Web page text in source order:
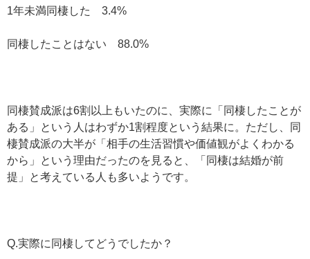
1年未満同棲した 3.4%
同棲したことはない 88.0%
同棲賛成派は6割以上もいたのに、実際に「同棲したことが
ある」という人はわずか1割程度という結果に。ただし、同
棲賛成派の大半が「相手の生活習慣や価値観がよくわかる
から」という理由だったのを見ると、「同棲は結婚が前
提」と考えている人も多いようです。
Q.実際に同棲してどうでしたか？